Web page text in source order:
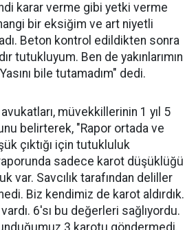
karar verme gibi yetki verme
bir eksiğim ve art niyetli
Beton kontrol edildikten sonra
tutukluyum. Ben de yakınlarımın
bile tutamadım" dedi.
müvekkillerinin 1 yıl 5
belirterek, "Rapor ortada ve
çıktığı için tutukluluk
sadece karot düşüklüğü
var. Savcılık tarafından deliller
Biz kendimiz de karot aldırdık.
6'sı bu değerleri sağlıyordu.